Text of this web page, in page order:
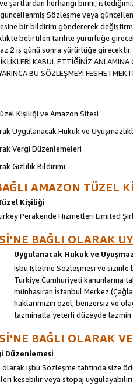
ve şartlardan herhangi birini,
Sözleşme veya
bir bildirim göndererek
belirtilen tarihte yürürlüğe
iş günü sonra yürürlüğe girecektir.
KABUL ETTİĞİNİZ
BU SÖZLEŞMEYİ
Kişiliği ve Amazon Sitesi
Uygulanacak Hukuk ve
Vergi Düzenlemeleri
Gizlilik Bildirimi
AMAZON TÜZEL
Kişiliği
Perakende Hizmetleri Limited
BAĞLI OLARAK
Uygulanacak Hukuk ve
İşbu İşletme Sözleşmesi ve sizinle
Türkiye Cumhuriyeti kanunlarına
münhasıran İstanbul Merkez
haklarımızın özel, benzersiz ve
tazminatla yeterli düzeyde
BAĞLI OLARAK
Düzenlemesi
olarak işbu Sözleşme tahtında size
kesebilir veya stopaj